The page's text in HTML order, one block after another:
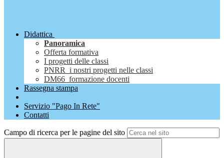
Didattica
Panoramica
Offerta formativa
I progetti delle classi
PNRR_i nostri progetti nelle classi
DM66_formazione docenti
Rassegna stampa
Servizio "Pago In Rete"
Contatti
Campo di ricerca per le pagine del sito